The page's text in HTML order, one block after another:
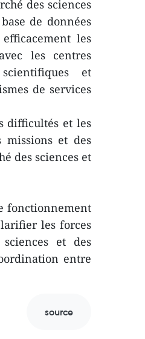
des sciences
de données
les
les centres
et
de services
difficultés et les
et des
des sciences et
fonctionnement
les forces
et des
entre
source